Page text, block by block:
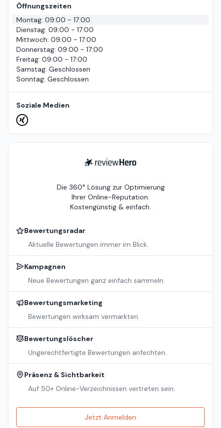
Öffnungszeiten
Montag: 09:00 - 17:00
Dienstag: 09:00 - 17:00
Mittwoch: 09:00 - 17:00
Donnerstag: 09:00 - 17:00
Freitag: 09:00 - 17:00
Samstag: Geschlossen
Sonntag: Geschlossen
Soziale Medien
ReviewHero
Die 360° Lösung zur Optimierung
Ihrer Online-Reputation.
Kostengünstig & einfach.
Bewertungsradar
Aktuelle Bewertungen immer im Blick.
Kampagnen
Neue Bewertungen ganz einfach sammeln.
Bewertungsmarketing
Bewertungen wirksam vermarkten.
Bewertungslöscher
Ungerechtfertigte Bewertungen anfechten.
Präsenz & Sichtbarkeit
Auf 50+ Online-Verzeichnissen vertreten sein.
Jetzt Anmelden